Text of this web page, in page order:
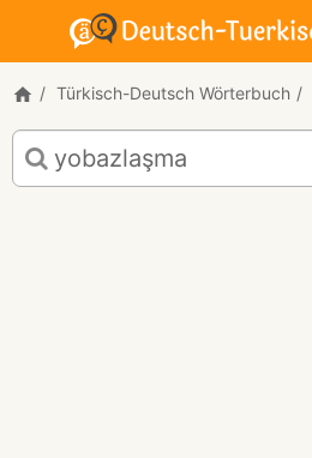
Türkisch-Deutsch Wörterbuch
Türkisch-
Deutsch
Übersetzung